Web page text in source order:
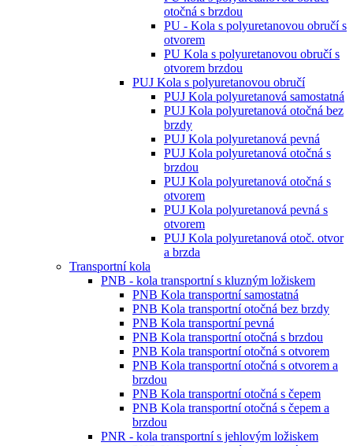
otočná s brzdou
PU - Kola s polyuretanovou obručí s
otvorem
PU Kola s polyuretanovou obručí s
otvorem brzdou
PUJ Kola s polyuretanovou obručí
PUJ Kola polyuretanová samostatná
PUJ Kola polyuretanová otočná bez
brzdy
PUJ Kola polyuretanová pevná
PUJ Kola polyuretanová otočná s
brzdou
PUJ Kola polyuretanová otočná s
otvorem
PUJ Kola polyuretanová pevná s
otvorem
PUJ Kola polyuretanová otoč. otvor
a brzda
Transportní kola
PNB - kola transportní s kluzným ložiskem
PNB Kola transportní samostatná
PNB Kola transportní otočná bez brzdy
PNB Kola transportní pevná
PNB Kola transportní otočná s brzdou
PNB Kola transportní otočná s otvorem
PNB Kola transportní otočná s otvorem a
brzdou
PNB Kola transportní otočná s čepem
PNB Kola transportní otočná s čepem a
brzdou
PNR - kola transportní s jehlovým ložiskem